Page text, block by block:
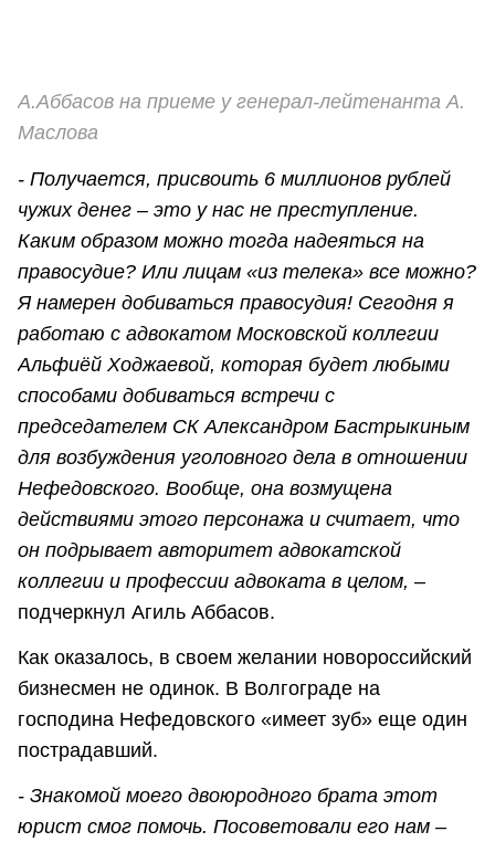
А.Аббасов на приеме у генерал-лейтенанта А.
Маслова
- Получается, присвоить 6 миллионов рублей
чужих денег – это у нас не преступление.
Каким образом можно тогда надеяться на
правосудие? Или лицам «из телека» все можно?
Я намерен добиваться правосудия! Сегодня я
работаю с адвокатом Московской коллегии
Альфиёй Ходжаевой, которая будет любыми
способами добиваться встречи с
председателем СК Александром Бастрыкиным
для возбуждения уголовного дела в отношении
Нефедовского. Вообще, она возмущена
действиями этого персонажа и считает, что
он подрывает авторитет адвокатской
коллегии и профессии адвоката в целом, –
подчеркнул Агиль Аббасов.
Как оказалось, в своем желании новороссийский
бизнесмен не одинок. В Волгограде на
господина Нефедовского «имеет зуб» еще один
пострадавший.
- Знакомой моего двоюродного брата этот
юрист смог помочь. Посоветовали его нам –